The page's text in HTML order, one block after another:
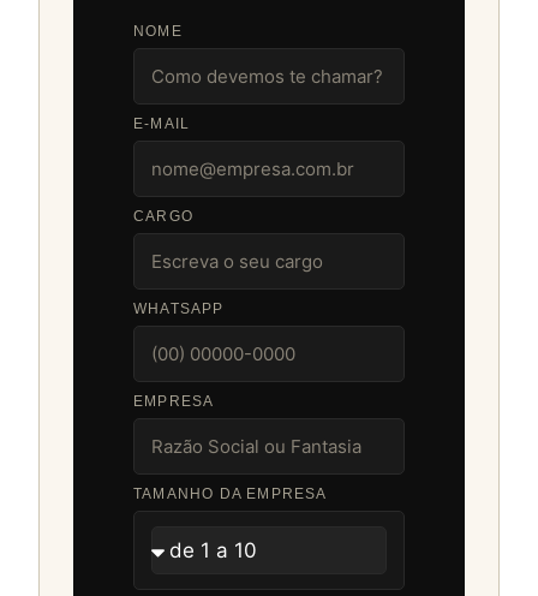
NOME
E-MAIL
CARGO
WHATSAPP
EMPRESA
TAMANHO DA EMPRESA